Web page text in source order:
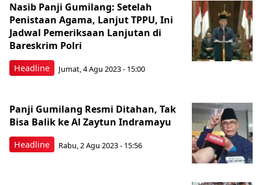
Headline
Nasib Panji Gumilang: Setelah
Penistaan Agama, Lanjut TPPU, Ini
Jadwal Pemeriksaan Lanjutan di
Bareskrim Polri
Jumat, 4 Agu 2023 - 15:00
Headline
Panji Gumilang Resmi Ditahan, Tak
Bisa Balik ke Al Zaytun Indramayu
Rabu, 2 Agu 2023 - 15:56